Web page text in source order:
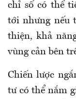
chỉ số có thể
tới nhưng nếu
thiện, khả
vùng cản bên
Chiến lược
tư có thể nắm